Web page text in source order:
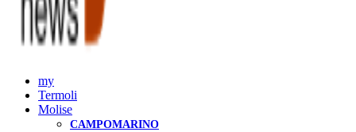
my
Termoli
Molise
CAMPOMARINO